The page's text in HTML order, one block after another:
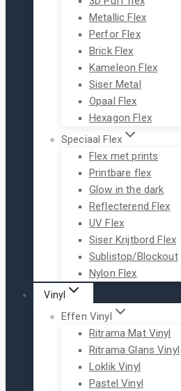
Metallic Flex
Perfor Flex
Brick Flex
Kameleon Flex
Siser Metal
Opaal Flex
Hexagon Flex
Speciaal Flex
Flex met prints
Printbare flex
Glow in the dark
Reflecterend Flex
UV Flex
Siser Krijtbord Flex
Sublistop/Blockout
Nylon Flex
Vinyl
Effen Vinyl
Ritrama Mat Vinyl
Ritrama Glans Vinyl
Loklik Vinyl
Pastel Vinyl